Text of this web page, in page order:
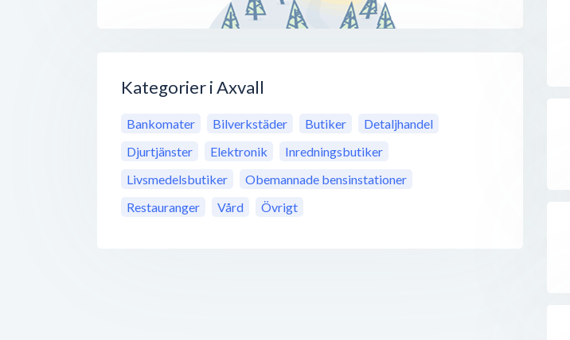
Kategorier i Axvall
Bankomater Bilverkstäder Butiker
Detaljhandel
Djurtjänster
Elektronik
Inredningsbutiker
Livsmedelsbutiker
Obemannade bensinstationer
Restauranger
Vård Övrigt